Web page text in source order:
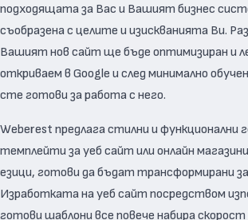
подходящата за Вас и Вашият бизнес
съобразена с целите и изискванията Ви.
Вашият нов сайт ще бъде оптимизиран и
откриваем в Google и след минимално
сте готови за работа с него.
Weberest предлага стилни и функционални
темплейти за уеб сайт или онлайн
езици, готови да бъдат трансформирани
Изработката на уеб сайт посредством
готови шаблони все повече набира скорост